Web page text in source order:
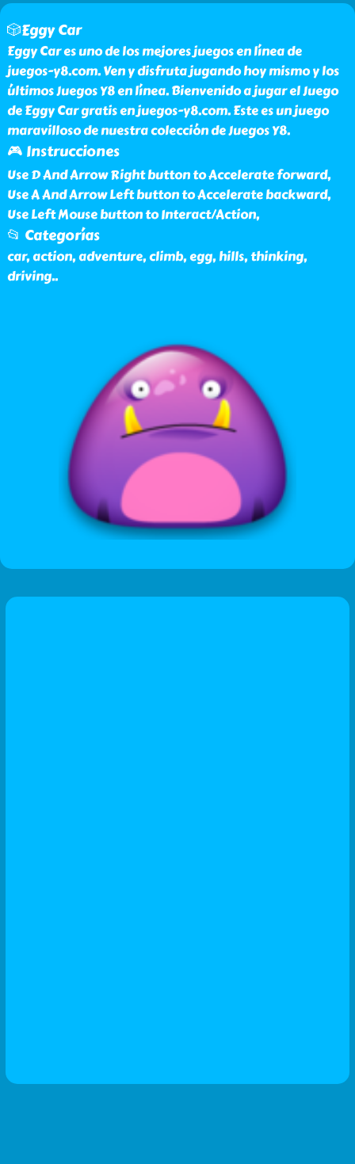
🎲Eggy Car
Eggy Car es uno de los mejores juegos en línea de
juegos-y8.com. Ven y disfruta jugando hoy mismo y los
últimos Juegos Y8 en línea. Bienvenido a jugar el Juego
de Eggy Car gratis en juegos-y8.com. Este es un juego
maravilloso de nuestra colección de Juegos Y8.
🎮 Instrucciones
Use D And Arrow Right button to Accelerate forward,
Use A And Arrow Left button to Accelerate backward,
Use Left Mouse button to Interact/Action,
📂 Categorías
car, action, adventure, climb, egg, hills, thinking,
driving..